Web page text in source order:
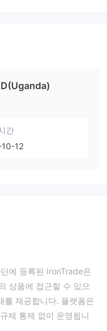
간
12
에 등록된 IronTrade은
상품에 접근할 수 있으
를 제공합니다. 플랫폼은
제 통제 없이 운영됩니